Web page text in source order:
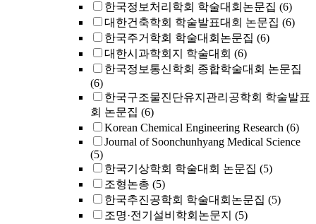
한국정보처리학회 학술대회논문집 (6)
대한건축학회 학술발표대회 논문집 (6)
한국주거학회 학술대회논문집 (6)
대한시과학회지 학술대회 (6)
한국정보통신학회 종합학술대회 논문집
(6)
한국구조물진단유지관리공학회 학술발표
회 논문집 (6)
Korean Chemical Engineering Research (6)
Journal of Soonchunhyang Medical Science
(5)
한국기상학회 학술대회 논문집 (5)
조형논총 (5)
한국추진공학회 학술대회논문집 (5)
조명·전기설비학회논문지 (5)